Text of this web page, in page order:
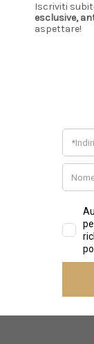
Iscriviti
esclusive,
aspettare!